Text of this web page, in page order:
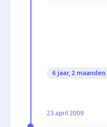
6 jaar, 2 maanden
23 april 2009